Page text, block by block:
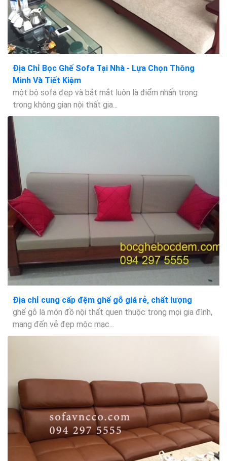
Địa Chỉ Bọc Ghế Sofa Tại Nhà - Lựa Chọn Thông
Minh Và Tiết Kiệm
một bộ sofa đẹp và bắt mắt luôn là điểm nhấn trọng
trong không gian nội thất gia...
Địa chỉ cung cấp đệm ghế gỗ giá rẻ, chất lượng
ghế gỗ là món đồ nội thất quen thuộc trong mọi gia đình,
mang đến vẻ đẹp mộc mạc...